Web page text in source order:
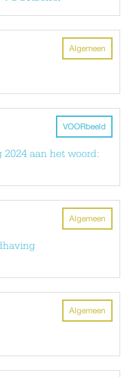
Algemeen
VOORbeeld
aan het woord:
Algemeen
Algemeen